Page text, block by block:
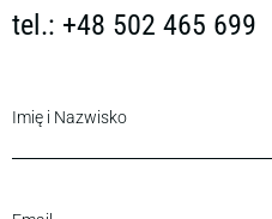
tel.: +48 502 465 699